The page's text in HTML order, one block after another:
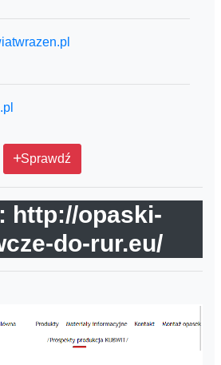
Sprawdź
http://opaski-
do-rur.eu/